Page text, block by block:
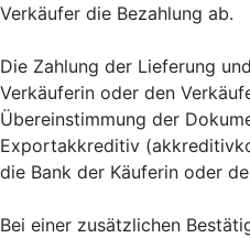
Verkäufer die Bezahlung ab.
Die Zahlung der Lieferung
Verkäuferin oder den
Übereinstimmung der
Exportakkreditiv
die Bank der Käuferin oder
Bei einer zusätzlichen